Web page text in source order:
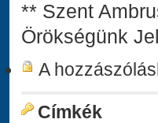
** Szent
Örökségünk
A
Címkék